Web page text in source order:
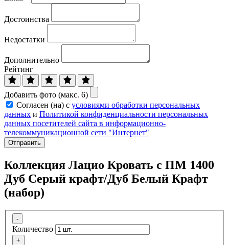
Достоинства
Недостатки
Дополнительно
Рейтинг
Добавить фото (макс. 6)
Согласен (на) с условиями обработки персональных
данных и Политикой конфиденциальности персональных
данных посетителей сайта в информационно-
телекоммуникационной сети "Интернет"
Отправить
Коллекция Лацио Кровать с ПМ 1400
Дуб Серый крафт/Дуб Белый Крафт
(набор)
-
Количество
+